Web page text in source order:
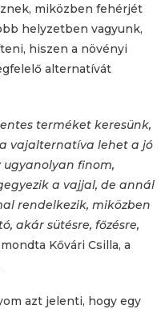
miközben fehérjét
helyzetben vagyunk,
hiszen a növényi
alternatívát
terméket keresünk,
vajalternatíva lehet a jó
ugyanolyan finom,
a vajjal, de annál
rendelkezik, miközben
akár sütésre, főzésre,
Kővári Csilla, a
azt jelenti, hogy egy